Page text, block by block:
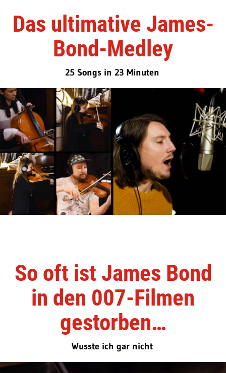
Das ultimative James-
Bond-Medley
25 Songs in 23 Minuten
So oft ist James Bond
in den 007-Filmen
gestorben…
Wusste ich gar nicht